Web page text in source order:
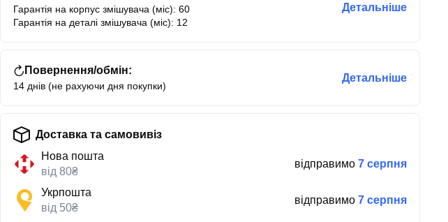
Гарантія на корпус змішувача (міс): 60
Гарантія на деталі змішувача (міс): 12
Детальніше
Повернення/обмін:
14 днів (не рахуючи дня покупки)
Детальніше
Доставка та самовивіз
Нова пошта
від 80₴
відправимо 7 серпня
Укрпошта
від 50₴
відправимо 7 серпня